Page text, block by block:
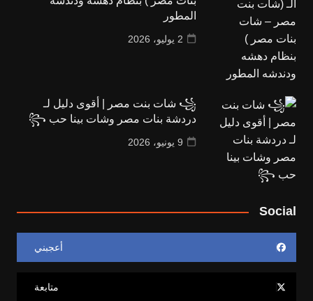
المطور
2 يوليو، 2026
꧁ شات بنت مصر | أقوى دليل لـ
دردشة بنات مصر وشات بينا حب ꧂
9 يونيو، 2026
Social
أعجبني
متابعة